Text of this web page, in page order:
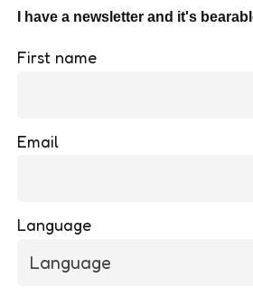
I have a newsletter and it's
First name
Email
Language